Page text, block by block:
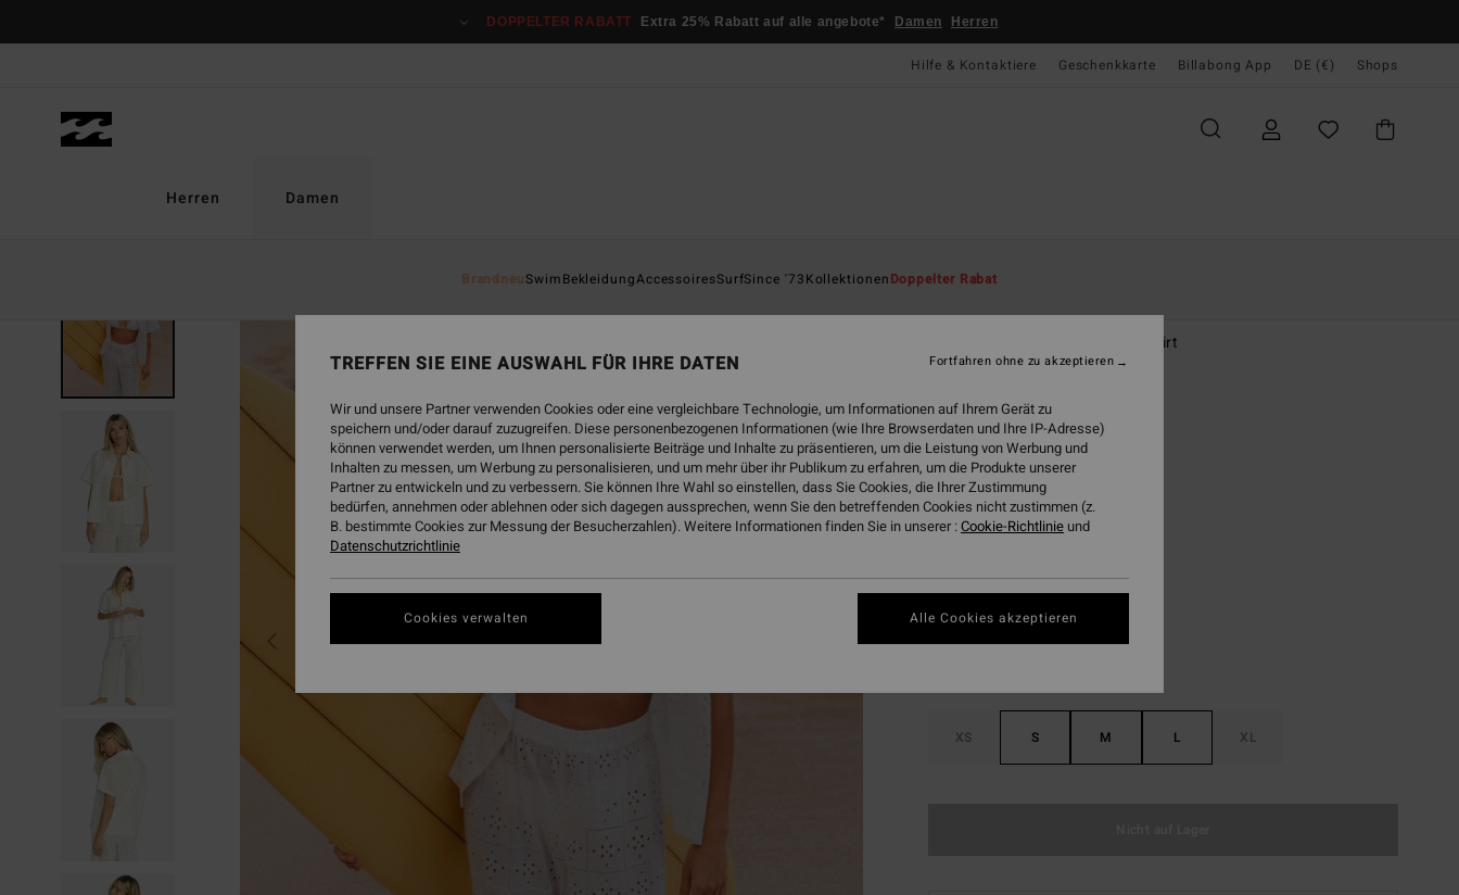
DOPPELTER RABATT Extra 25% Rabatt auf alle angebote* Damen Herren
Hilfe & Kontaktiere Geschenkkarte Billabong App DE (€) Shops
Herren Damen
BrandneuSwimBekleidungAccessoiresSurfSince '73KollektionenDoppelter Rabat
Eyelet Crush
Women White Beach Coverup Shirt
69,95 €
63%
26,23 €
SALE
DOPPELTER RABATT EXTRA 25%
XS S M L XL
TREFFEN SIE EINE AUSWAHL FÜR IHRE DATEN
Wir und unsere Partner verwenden Cookies oder eine vergleichbare Technologie, um Informationen auf Ihrem Gerät zu
speichern und/oder darauf zuzugreifen. Diese personenbezogenen Informationen (wie Ihre Browserdaten und Ihre IP-Adresse)
können verwendet werden, um Ihnen personalisierte Beiträge und Inhalte zu präsentieren, um die Leistung von Werbung und
Inhalten zu messen, um Werbung zu personalisieren, und um mehr über ihr Publikum zu erfahren, um die Produkte unserer
Partner zu entwickeln und zu verbessern. Sie können Ihre Wahl so einstellen, dass Sie Cookies, die Ihrer Zustimmung
bedürfen, annehmen oder ablehnen oder sich dagegen aussprechen, wenn Sie den betreffenden Cookies nicht zustimmen (z.
B. bestimmte Cookies zur Messung der Besucherzahlen). Weitere Informationen finden Sie in unserer :Cookie-Richtlinie und
Datenschutzrichtlinie
Cookies verwalten
Fortfahren ohne zu akzeptieren
Alle Cookies akzeptieren